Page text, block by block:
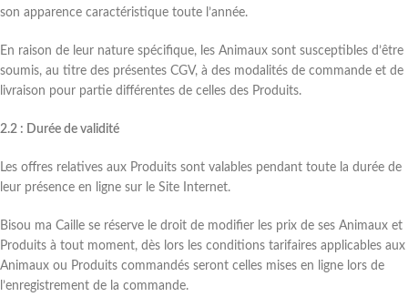
son apparence caractéristique toute l’année.
En raison de leur nature spécifique, les Animaux sont susceptibles d’être
soumis, au titre des présentes CGV, à des modalités de commande et de
livraison pour partie différentes de celles des Produits.
2.2 : Durée de validité
Les offres relatives aux Produits sont valables pendant toute la durée de
leur présence en ligne sur le Site Internet.
Bisou ma Caille se réserve le droit de modifier les prix de ses Animaux et
Produits à tout moment, dès lors les conditions tarifaires applicables aux
Animaux ou Produits commandés seront celles mises en ligne lors de
l’enregistrement de la commande.